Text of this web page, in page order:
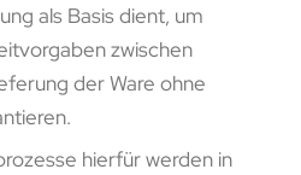
als Basis dient, um
zwischen
der Ware ohne
hierfür werden in